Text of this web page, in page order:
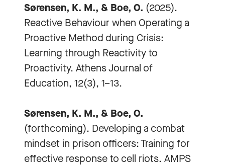
Sørensen, K. M., & Boe, O. (2025).
Reactive Behaviour when Operating a
Proactive Method during Crisis:
Learning through Reactivity to
Proactivity. Athens Journal of
Education, 12(3), 1–13.
Sørensen, K. M., & Boe, O.
(forthcoming). Developing a combat
mindset in prison officers: Training for
effective response to cell riots. AMPS